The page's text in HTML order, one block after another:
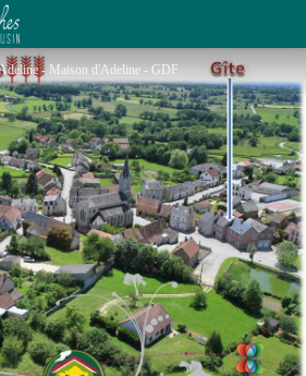
- Maison d'Adeline - GDF